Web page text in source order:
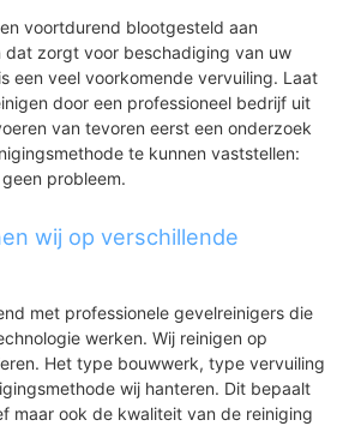
voortdurend blootgesteld aan
dat zorgt voor beschadiging van uw
een veel voorkomende vervuiling. Laat
door een professioneel bedrijf uit
van tevoren eerst een onderzoek
te kunnen vaststellen:
probleem.
wij op verschillende
met professionele gevelreinigers die
werken. Wij reinigen op
Het type bouwwerk, type vervuiling
wij hanteren. Dit bepaalt
maar ook de kwaliteit van de reiniging